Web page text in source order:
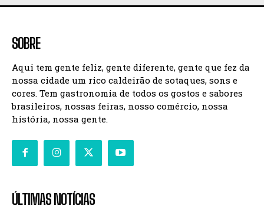
SOBRE
Aqui tem gente feliz, gente diferente, gente que fez da
nossa cidade um rico caldeirão de sotaques, sons e
cores. Tem gastronomia de todos os gostos e sabores
brasileiros, nossas feiras, nosso comércio, nossa
história, nossa gente.
ÚLTIMAS NOTÍCIAS